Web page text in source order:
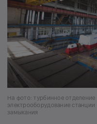
На фото: турбинное
электрооборудование
замыкания